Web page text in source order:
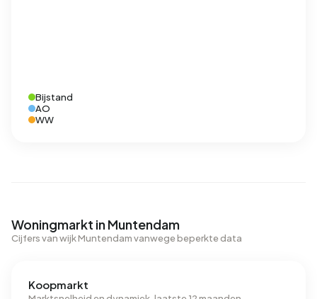
Bijstand
AO
WW
Woningmarkt in Muntendam
Cijfers van wijk Muntendam vanwege beperkte data
Koopmarkt